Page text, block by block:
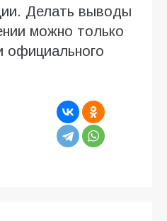
Делать выводы
можно только
официального